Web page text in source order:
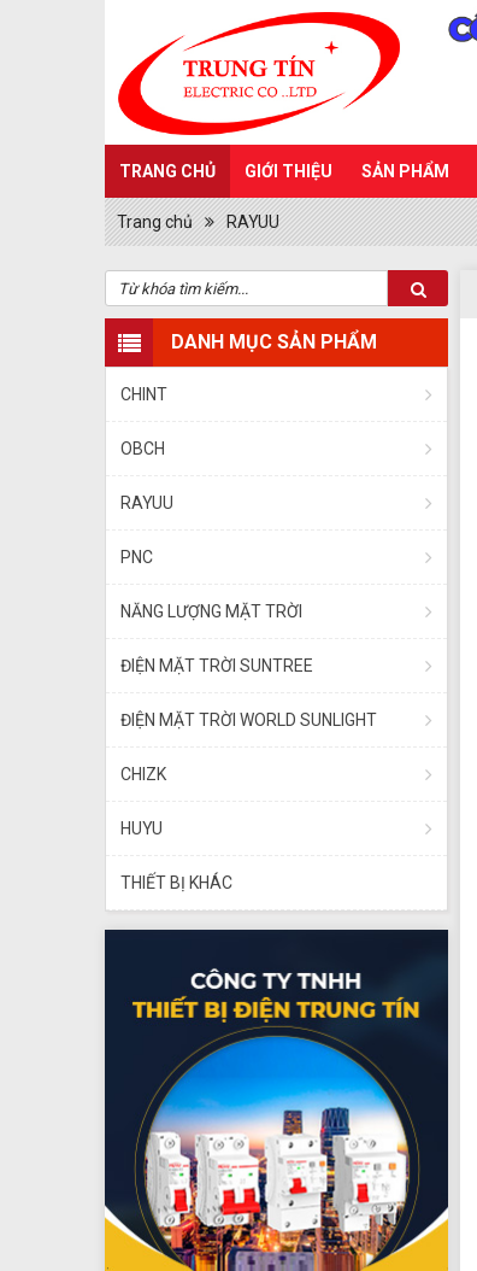
TRANG CHỦ GIỚI THIỆU SẢN PHẨM
Trang chủ RAYUU
DANH MỤC SẢN PHẨM
CHINT
OBCH
RAYUU
PNC
NĂNG LƯỢNG MẶT TRỜI
ĐIỆN MẶT TRỜI SUNTREE
ĐIỆN MẶT TRỜI WORLD SUNLIGHT
CHIZK
HUYU
THIẾT BỊ KHÁC